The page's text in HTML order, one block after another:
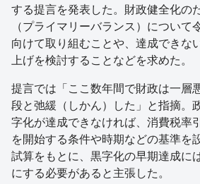
する提言を発表した。財政健全化の
（プライマリーバランス）について
向けて取り組むことや、達成できな
上げを検討することなどを求めた。
提言では「ここ数年間で財政は一層
段と弛緩（しかん）した」と指摘。
字化が達成できなければ、消費税率
を開始する条件や時期などの基準を
試算をもとに、黒字化の早期達成に
にする必要があると主張した。